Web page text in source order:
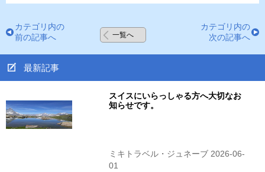
カテゴリ内の
前の記事へ
一覧へ
カテゴリ内の
次の記事へ
最新記事
スイスにいらっしゃる方へ大切なお
知らせです。
ミキトラベル・ジュネーブ 2026-06-
01